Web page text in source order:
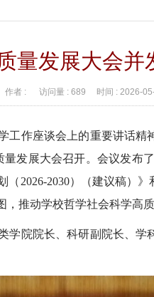
量发展大会并
者 : 访问量 : 689 时间 : 2026-
工作座谈会上的重要讲话
发展大会召开。会议发布
2026-2030）（建议稿）
推动学校哲学社会科学高质
学院院长、科研副院长、学